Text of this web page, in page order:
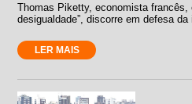
Thomas Piketty, economista francês,
desigualdade”, discorre em defesa
LER MAIS